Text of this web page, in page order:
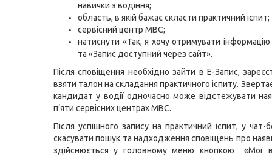
навички з водіння;
область, в якій бажає скласти практичний іспит;
сервісний центр МВС;
натиснути «Так, я хочу отримувати
та «Запис доступний через сайт».
Після сповіщення необхідно зайти в Е-Запис,
взяти талон на складання практичного іспиту.
кандидат у водії одночасно може відстежувати
п’яти сервісних центрах МВС.
Після успішного запису на практичний іспит, у чат-
скасувати пошук та надходження сповіщень про
здійснюється у головному меню кнопкою «Мої